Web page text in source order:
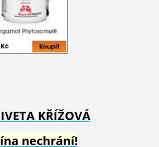
KŘÍŽOVÁ
nechrání!